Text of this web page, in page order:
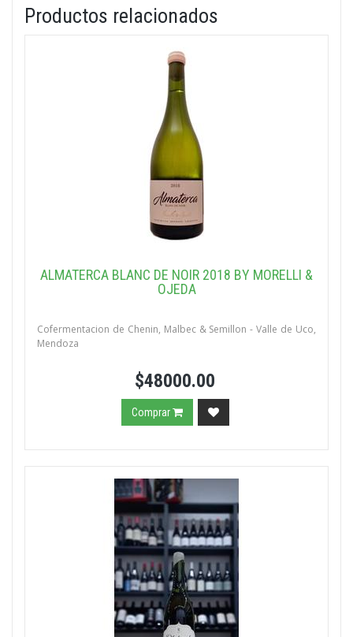
Productos relacionados
ALMATERCA BLANC DE NOIR 2018 BY MORELLI &
OJEDA
Cofermentacion de Chenin, Malbec & Semillon - Valle de Uco,
Mendoza
$48000.00
Comprar